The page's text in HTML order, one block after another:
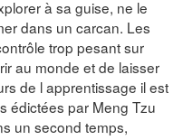
à sa guise, ne le
dans un carcan. Les
trop pesant sur
au monde et de laisser
de l apprentissage il est
édictées par Meng Tzu
un second temps,